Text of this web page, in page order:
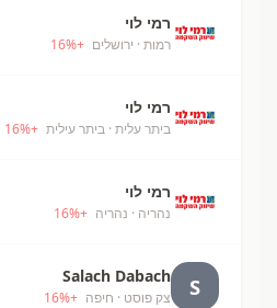
רמי לוי
רמות · ירושלים +
16%
רמי לוי
ביתר עלית · ביתר עילית +
16%
רמי לוי
נהריה · נהריה +
16%
S
Salach Dabach
צק פוסט · חיפה +
16%